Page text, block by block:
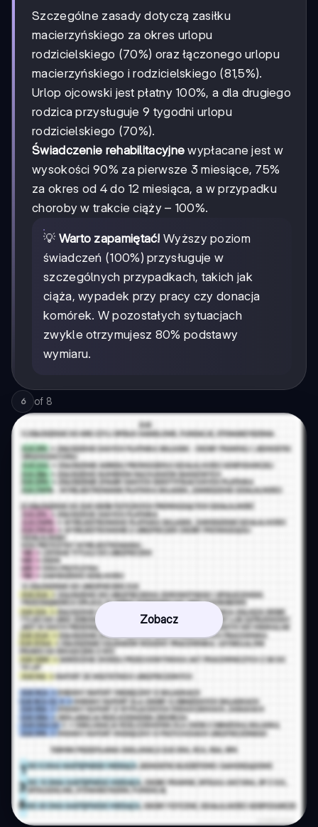
Szczególne zasady dotyczą zasiłku
macierzyńskiego za okres urlopu
rodzicielskiego (70%) oraz łączonego urlopu
macierzyńskiego i rodzicielskiego (81,5%).
Urlop ojcowski jest płatny 100%, a dla drugiego
rodzica przysługuje 9 tygodni urlopu
rodzicielskiego (70%).
Świadczenie rehabilitacyjne wypłacane jest w
wysokości 90% za pierwsze 3 miesiące, 75%
za okres od 4 do 12 miesiąca, a w przypadku
choroby w trakcie ciąży – 100%.
💡 Warto zapamiętać! Wyższy poziom
świadczeń (100%) przysługuje w
szczególnych przypadkach, takich jak
ciąża, wypadek przy pracy czy donacja
komórek. W pozostałych sytuacjach
zwykle otrzymujesz 80% podstawy
wymiaru.
6 of 8
Zobacz